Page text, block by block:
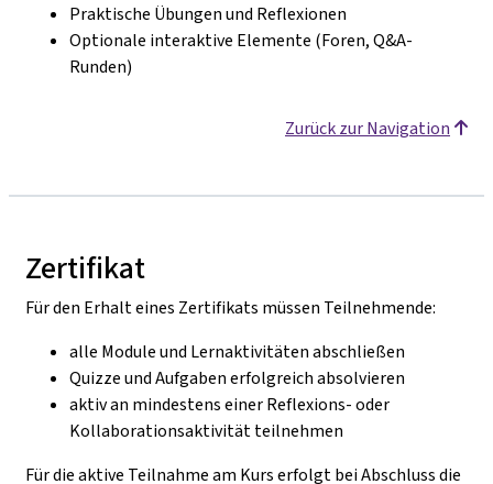
Praktische Übungen und Reflexionen
Optionale interaktive Elemente (Foren, Q&A-
Runden)
Zurück zur Navigation
Zertifikat
Für den Erhalt eines Zertifikats müssen Teilnehmende:
alle Module und Lernaktivitäten abschließen
Quizze und Aufgaben erfolgreich absolvieren
aktiv an mindestens einer Reflexions- oder
Kollaborationsaktivität teilnehmen
Für die aktive Teilnahme am Kurs erfolgt bei Abschluss die